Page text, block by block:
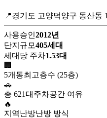
📍경기도 고양덕양구 동산동
사용승인2012년
단지규모405세대
세대당 주차1.53대
🏢
5개동최고층수 (25층)
🚗
총 621대 주차공간 여유
🔥
지역난방난방 방식